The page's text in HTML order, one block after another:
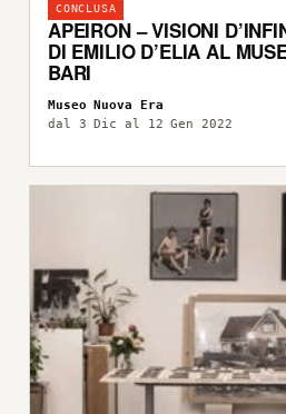
CONCLUSA
APEIRON – VISIONI
DI EMILIO D’ELIA AL
BARI
Museo Nuova Era
dal 3 Dic al 12 Gen 2022